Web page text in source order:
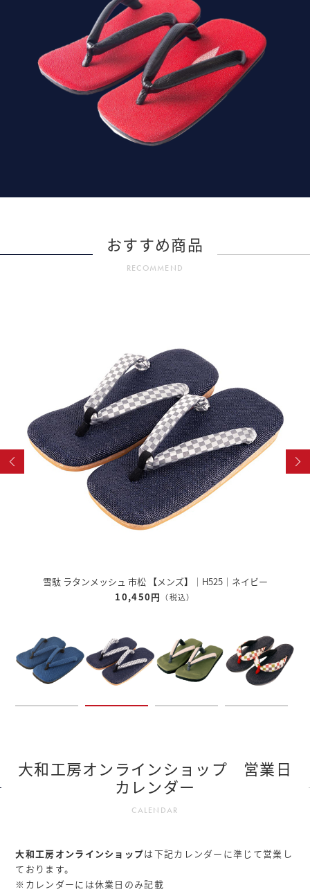
おすすめ商品
RECOMMEND
雪駄 奈良大和 緑茶染め 【レディース】｜R1162
12,320円 （税込）
大和工房オンラインショップ 営業日
カレンダー
CALENDAR
大和工房オンラインショップは下記カレンダーに準じて営業し
ております。
※カレンダーには休業日のみ記載